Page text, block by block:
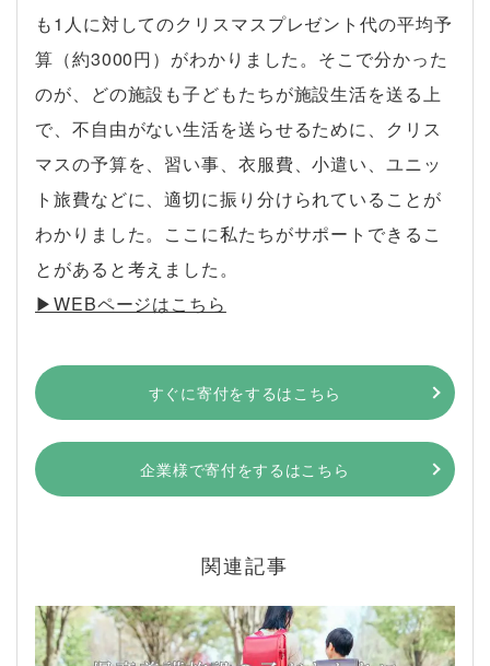
も1人に対してのクリスマスプレゼント代の平均予
算（約3000円）がわかりました。そこで分かった
のが、どの施設も子どもたちが施設生活を送る上
で、不自由がない生活を送らせるために、クリス
マスの予算を、習い事、衣服費、小遣い、ユニッ
ト旅費などに、適切に振り分けられていることが
わかりました。ここに私たちがサポートできるこ
とがあると考えました。
▶︎WEBページはこちら
すぐに寄付をするはこちら
企業様で寄付をするはこちら
関連記事